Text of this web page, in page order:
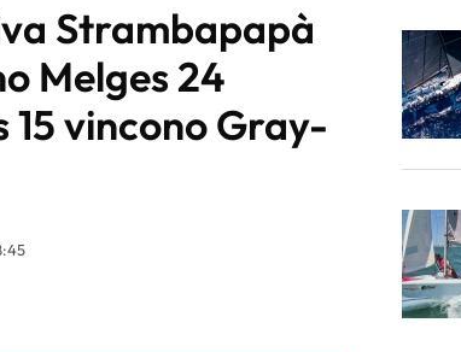
Strambapapà
Melges 24
vincono Gray-